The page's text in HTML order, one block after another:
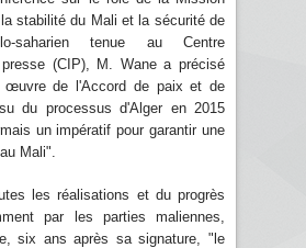
stabilité du Mali et la sécurité de
saharien tenue au Centre
(CIP), M. Wane a précisé
de l'Accord de paix et de
du processus d'Alger en 2015
un impératif pour garantir une
Mali".
les réalisations et du progrès
par les parties maliennes,
six ans après sa signature, "le